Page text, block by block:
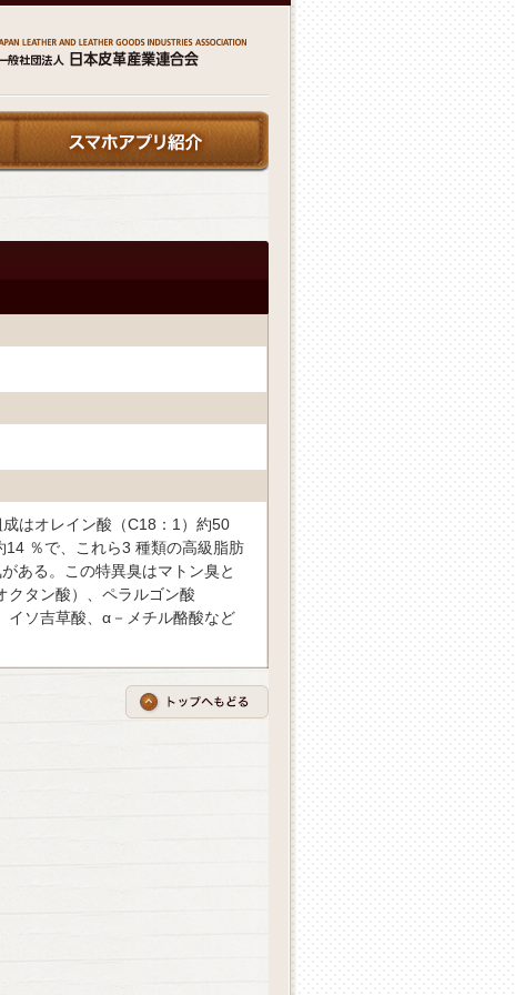
はオレイン酸（C18：1）約50
％で、これら3 種類の高級脂肪
ある。この特異臭はマトン臭と
クタン酸）、ペラルゴン酸
イソ吉草酸、α－メチル酪酸など